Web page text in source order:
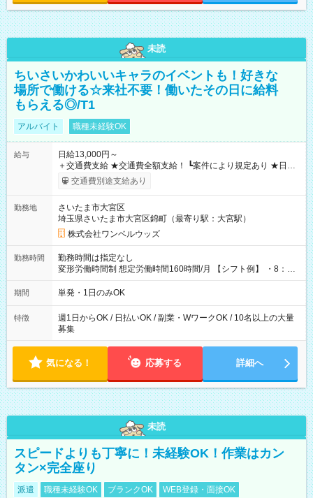
未読
ちいさいかわいいキャラのイベントも！好きな
場所で働ける☆来社不要！働いたその日に給料
もらえる◎/T1
アルバイト 職種未経験OK
給与
日給13,000円～
＋交通費支給 ★交通費全額支給！ ┗案件により規定あり ★日払
いOK！（規定あり） ┗働いたその日に現金GET♪ お仕事後はコ
ンビニATMから 日払い分を引き落とせます！ 【試用期間】試
交通費別途支給あり
勤務地
さいたま市大宮区
埼玉県さいたま市大宮区錦町（最寄り駅：大宮駅）
株式会社ワンベルウッズ
勤務時間
勤務時間は指定なし
変形労働時間制 想定労働時間160時間/月 【シフト例】 ・8：00
～21：00
期間 単発・1日のみOK
特徴
週1日からOK / 日払いOK / 副業・WワークOK / 10名以上の大量
募集
気になる！ 応募する 詳細へ
未読
スピードよりも丁寧に！未経験OK！作業はカン
タン×完全座り
派遣 職種未経験OK ブランクOK WEB登録・面接OK